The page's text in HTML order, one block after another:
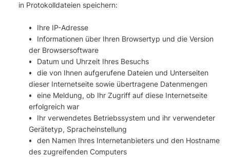
in Protokolldateien speichern:
Ihre IP-Adresse
Informationen über Ihren Browsertyp und die Version
der Browsersoftware
Datum und Uhrzeit Ihres Besuchs
die von Ihnen aufgerufene Dateien und Unterseiten
dieser Internetseite sowie übertragene Datenmengen
eine Meldung, ob Ihr Zugriff auf diese Internetseite
erfolgreich war
Ihr verwendetes Betriebssystem und ihr verwendeter
Gerätetyp, Spracheinstellung
den Namen Ihres Internetanbieters und den Hostname
des zugreifenden Computers